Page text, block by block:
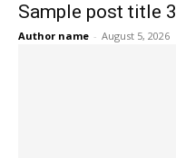
Sample post title 3
Author name - August 5, 2026